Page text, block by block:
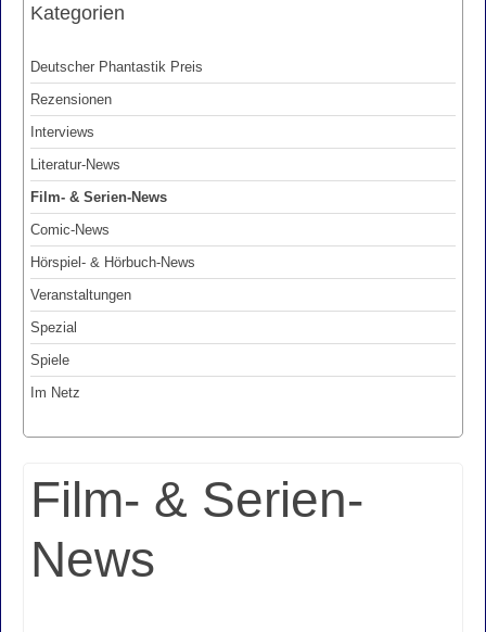
Kategorien
Deutscher Phantastik Preis
Rezensionen
Interviews
Literatur-News
Film- & Serien-News
Comic-News
Hörspiel- & Hörbuch-News
Veranstaltungen
Spezial
Spiele
Im Netz
Film- & Serien-
News